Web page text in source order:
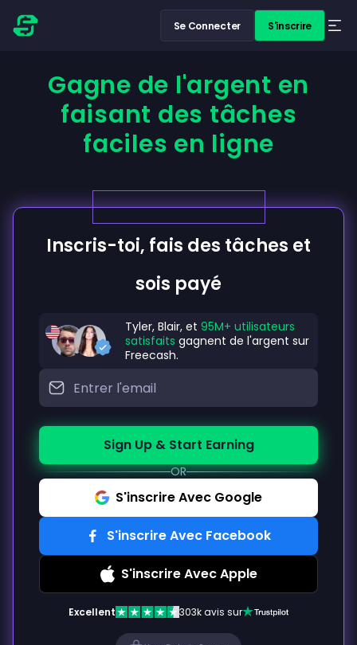
Se Connecter S'inscrire
Gagne de l'argent en
faisant des tâches
faciles en ligne
Inscris-toi, fais des tâches et
sois payé
Tyler, Blair, et 95M+ utilisateurs
satisfaits gagnent de l'argent sur
Freecash.
Sign Up & Start Earning
OR
S'inscrire Avec Google
S'inscrire Avec Facebook
S'inscrire Avec Apple
Excellent 303k avis sur